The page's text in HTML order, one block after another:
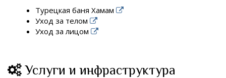
Турецкая баня Хамам
Уход за телом
Уход за лицом
Услуги и инфраструктура